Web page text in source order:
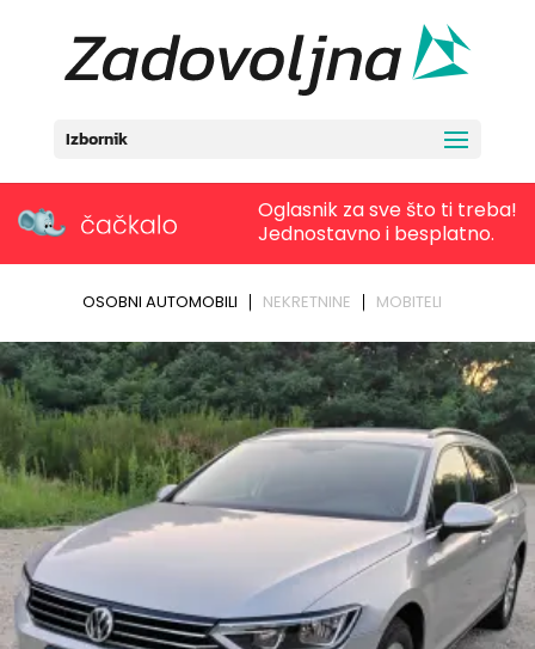
Izbornik